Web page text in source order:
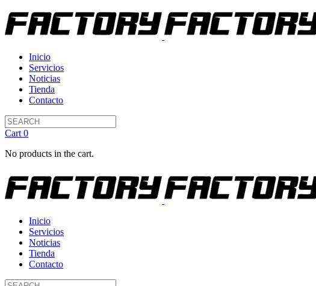
Inicio
Servicios
Noticias
Tienda
Contacto
Cart 0
No products in the cart.
Inicio
Servicios
Noticias
Tienda
Contacto